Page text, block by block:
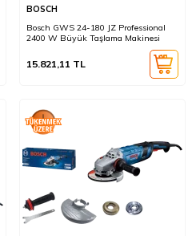
BOSCH
Bosch GWS 24-180 JZ Professional
2400 W Büyük Taşlama Makinesi
15.821,11 TL